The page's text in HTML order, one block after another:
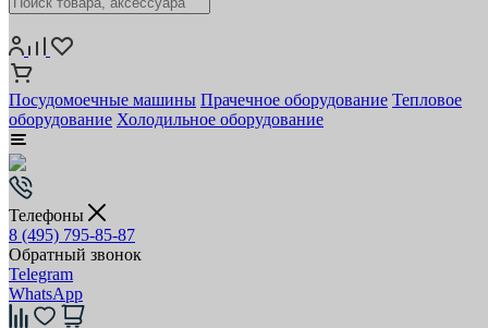
Посудомоечные машины Прачечное оборудование Тепловое
оборудование Холодильное оборудование
Телефоны
8 (495) 795-85-87
Обратный звонок
Telegram
WhatsApp